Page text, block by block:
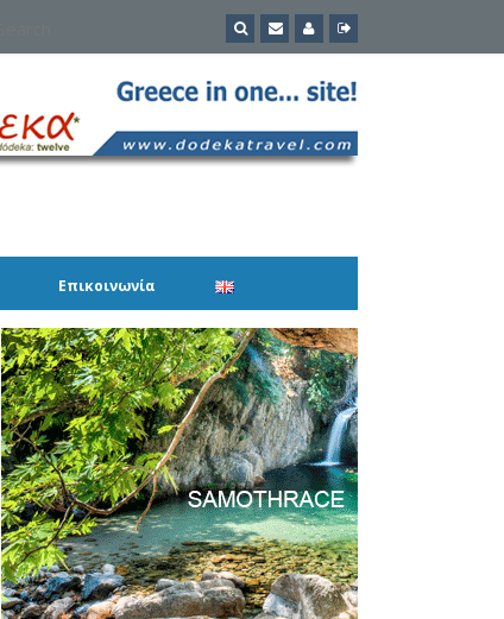
Επικοινωνία